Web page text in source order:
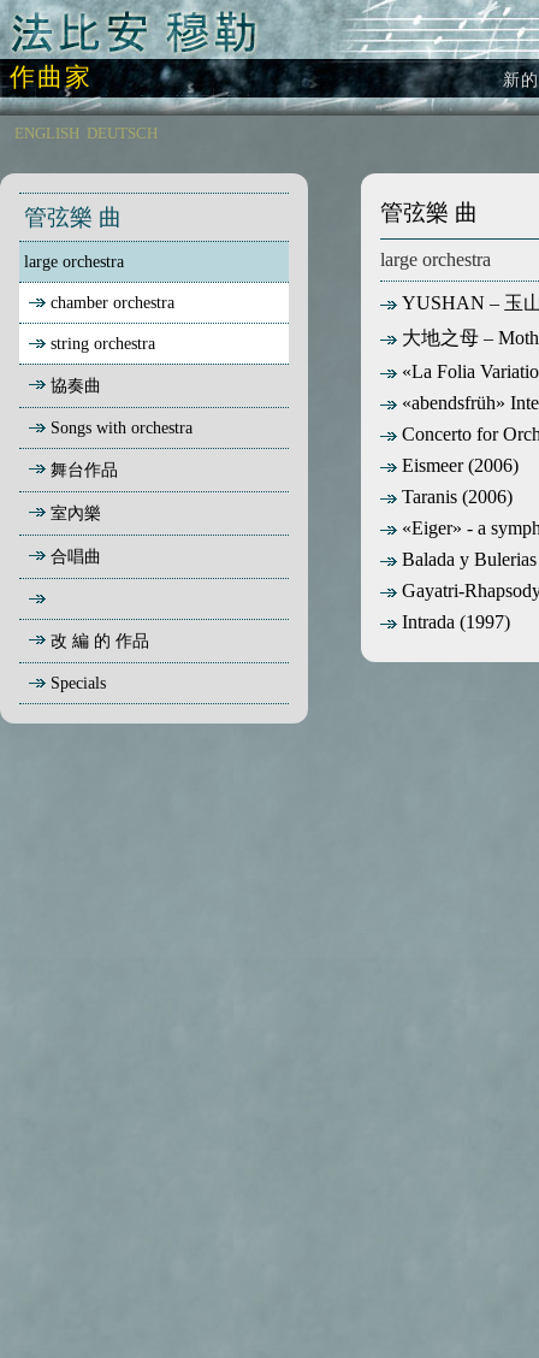
作曲家 新
管弦樂 曲
large orchestra
chamber orchestra
string orchestra
協奏曲
Songs with orchestra
舞台作品
室內樂
合唱曲
改 編 的 作品
Specials
ENGLISH DEUTSCH
管弦樂 曲
large orchestra
YUSHAN – 玉山
大地之母 –
«La Folia
«abendsfrüh»
Concerto for
Eismeer (2006)
Taranis (2006)
«Eiger» - a
Balada y
Gayatri-
Intrada (1997)